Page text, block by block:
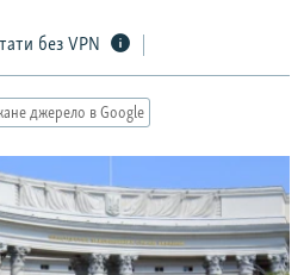
без VPN
джерело в Google